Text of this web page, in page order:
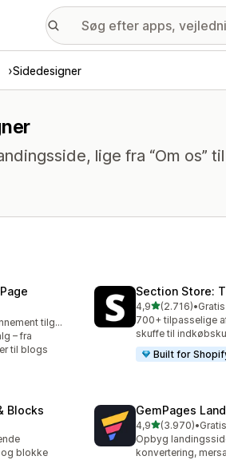
Sidedesigner
lige fra “Om os”
Gratis abonnement tilgængeligt
– fra
til blogs
Section Store:
4,9ud af 5 stjerner
(2.716)
2716 anmeldelser i
•
700+ tilpasselige
skuffe til
Built for
Blocks
blokke
GemPages
4,9ud af 5 stjerner
(3.970)
3970 anmeldelser i
•
Opbyg
konvertering,